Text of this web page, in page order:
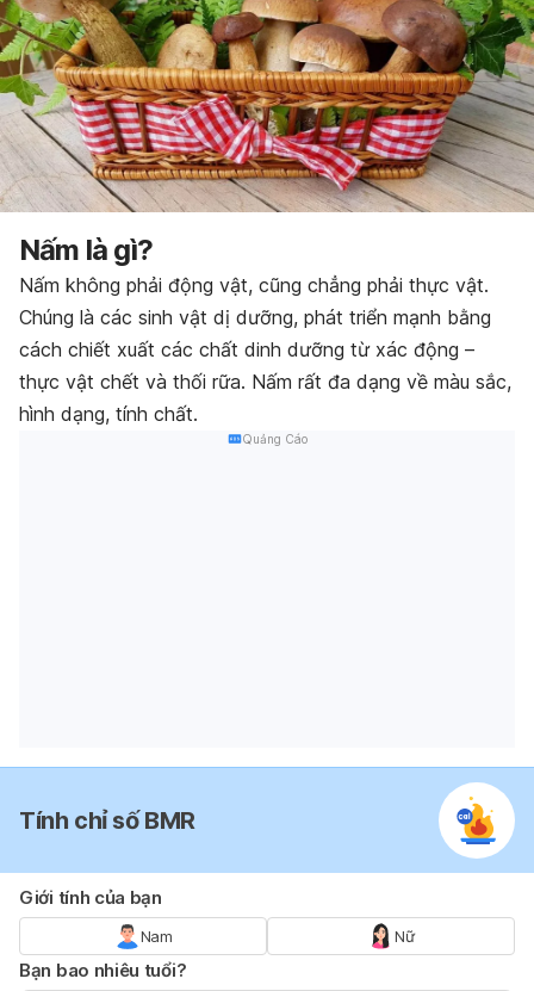
Nấm là gì?
Nấm không phải động vật, cũng chẳng phải thực vật.
Chúng là các sinh vật dị dưỡng, phát triển mạnh bằng
cách chiết xuất các chất dinh dưỡng từ xác động –
thực vật chết và thối rữa. Nấm rất đa dạng về màu sắc,
hình dạng, tính chất.
Quảng Cáo
Tính chỉ số BMR
Giới tính của bạn
Nam Nữ
Bạn bao nhiêu tuổi?